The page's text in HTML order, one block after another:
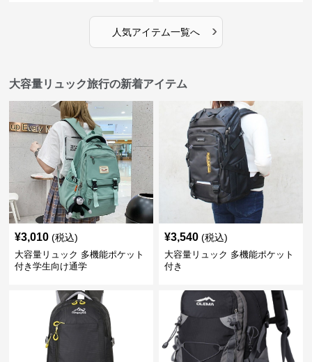
人気アイテム一覧へ ›
大容量リュック旅行の新着アイテム
¥3,010 (税込)
大容量リュック 多機能ポケット
付き学生向け通学
¥3,540 (税込)
大容量リュック 多機能ポケット
付き